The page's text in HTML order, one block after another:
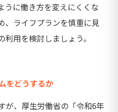
うに働き方を変えにくくな
、ライフプランを慎重に見
用を検討しましょう。
をどうするか
が、厚生労働省の「令和6年